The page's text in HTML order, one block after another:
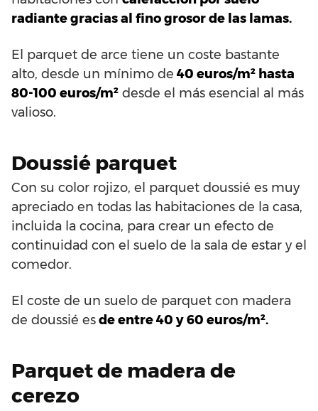
radiante gracias al fino grosor de las lamas.
El parquet de arce tiene un coste bastante
alto, desde un mínimo de 40 euros/m² hasta
80-100 euros/m² desde el más esencial al más
valioso.
Doussié parquet
Con su color rojizo, el parquet doussié es muy
apreciado en todas las habitaciones de la casa,
incluida la cocina, para crear un efecto de
continuidad con el suelo de la sala de estar y el
comedor.
El coste de un suelo de parquet con madera
de doussié esde entre 40 y 60 euros/m².
Parquet de madera de
cerezo